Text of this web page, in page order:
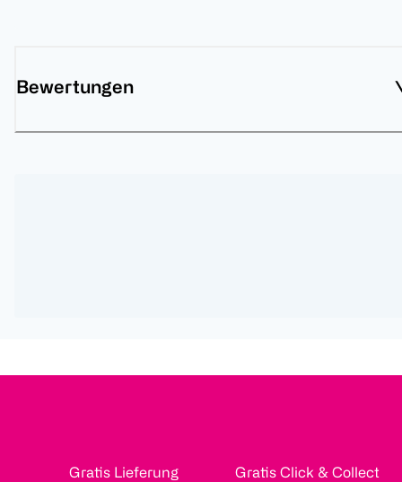
Bewertungen
Gratis Lieferung
Gratis Click & Collect